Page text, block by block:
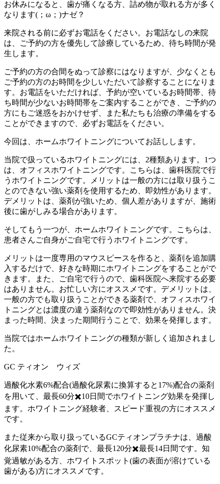
お休みになると、歯が痛くなる方、詰め物が取れる方が多く
なります(；ω；)ナゼ？
来院される前に必ずお電話をください。お電話なしの来院
は、ご予約の方を優先して診療しているため、待ち時間が発
生します。
ご予約の方の合間をぬって診察にはなりますが、少なくとも
ご予約の方のお時間を少しいただいて診察することになりま
す。お電話をいただければ、予約が空いているお時間帯、待
ち時間が少ないお時間帯をご案内することができ、ご予約の
方にもご迷惑をおかけせず、また私たちも治療の準備をする
ことができますので、必ずお電話をください。
今回は、ホームホワイトニングについてお話しします。
当院で扱っているホワイトニングには、2種類あります。1つ
は、オフィスホワイトニングです。こちらは、歯科医院で行
うホワイトニングです。メリットは一般の方には取り扱うこ
とのできない強い薬剤を使用するため、即効性があります。
デメリットは、薬剤が強いため、個人差がありますが、施術
後に歯がしみる場合があります。
そしてもう一つが、ホームホワイトニングです。こちらは、
患者さんご自身がご自宅で行うホワイトニングです。
メリットは一度専用のマウスピースを作ると、薬剤を追加購
入するだけで、好きな時期にホワイトニングをすることがで
きます。また、ご自宅で行うので、歯科医院へ来院する必要
はありません。お忙しい方にオススメです。デメリットは、
一般の方でも取り扱うことができる薬剤で、オフィスホワイ
トニングとは濃度の違う薬剤なので即効性がありません。決
まった時間、決まった期間行うことで、効果を発揮します。
当院ではホームホワイトニングの種類が新しく追加されまし
た。
GC ティオン ウィズ
過酸化水素6%配合(過酸化尿素に換算すると17%)配合の薬剤
を用いて、最長60分✖️10日間でホワイトニング効果を発揮し
ます。ホワイトニング経験者、スピード重視の方にオススメ
です。
また従来から取り扱っているGCティオンプラチナは、過酸
化尿素10%配合の薬剤で、最長120分✖️最長14日間です。知
覚過敏がある方、ホワイトスポット(歯の表面が溶けている
歯がある)方にオススメです。